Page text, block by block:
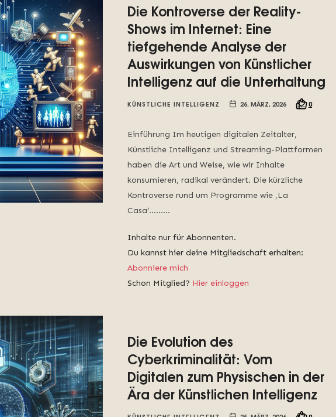
Die Kontroverse der Reality-
Shows im Internet: Eine
tiefgehende Analyse der
Auswirkungen von Künstlicher
Intelligenz auf die Unterhaltung
KÜNSTLICHE INTELLIGENZ 26. MÄRZ, 2026 0
Einführung Im heutigen digitalen Zeitalter,
Künstliche Intelligenz und Streaming-Plattformen
haben die Art und Weise, wie wir Inhalte
konsumieren, radikal verändert. Die kürzliche
Kontroverse rund um Programme wie ‚La
Casa‘……...
Inhalte nur für Abonnenten.
Du kannst hier deine Mitgliedschaft erhalten:
Abonniere mich
Schon Mitglied? Hier einloggen
Die Evolution des
Cyberkriminalität: Vom
Digitalen zum Physischen in der
Ära der Künstlichen Intelligenz